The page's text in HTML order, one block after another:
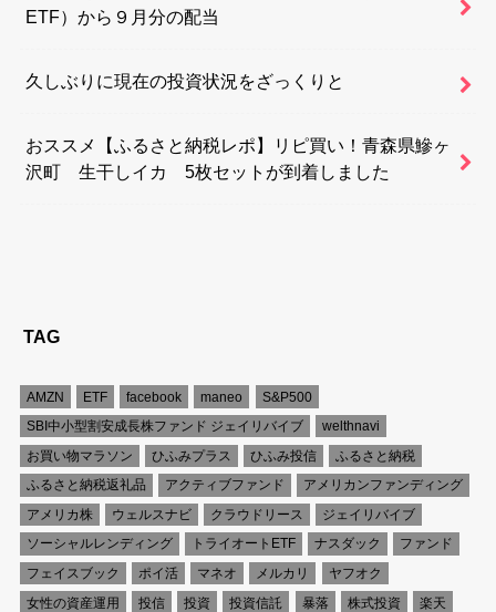
ETF）から９月分の配当
久しぶりに現在の投資状況をざっくりと
おススメ【ふるさと納税レポ】リピ買い！青森県鰺ヶ
沢町 生干しイカ 5枚セットが到着しました
TAG
AMZN ETF facebook maneo
S&P500
SBI中小型割安成長株ファンド ジェイリバイブ
welthnavi
お買い物マラソン
ひふみプラス ひふみ投信
ふるさと納税
ふるさと納税返礼品
アクティブファンド
アメリカンファンディング
アメリカ株
ウェルスナビ クラウドリース
ジェイリバイブ
ソーシャルレンディング
トライオートETF ナスダック
ファンド
フェイスブック
ポイ活 マネオ メルカリ
ヤフオク
女性の資産運用
投信 投資 投資信託 暴落 株式投資
楽天